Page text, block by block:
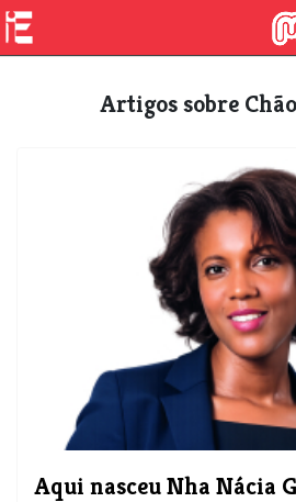
Artigos sobre
Aqui nasceu Nha Nácia